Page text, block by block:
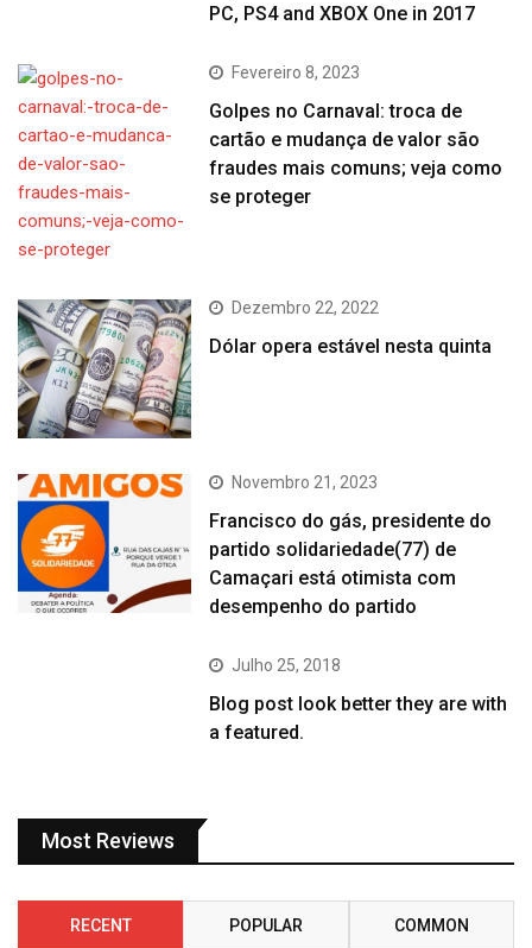
PC, PS4 and XBOX One in 2017
Fevereiro 8, 2023
Golpes no Carnaval: troca de
cartão e mudança de valor são
fraudes mais comuns; veja como
se proteger
Dezembro 22, 2022
Dólar opera estável nesta quinta
Novembro 21, 2023
Francisco do gás, presidente do
partido solidariedade(77) de
Camaçari está otimista com
desempenho do partido
Julho 25, 2018
Blog post look better they are with
a featured.
Most Reviews
RECENT POPULAR COMMON